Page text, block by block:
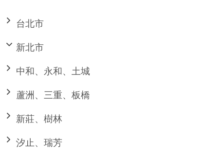
台北市
新北市
中和、永和、土城
蘆洲、三重、板橋
新莊、樹林
汐止、瑞芳